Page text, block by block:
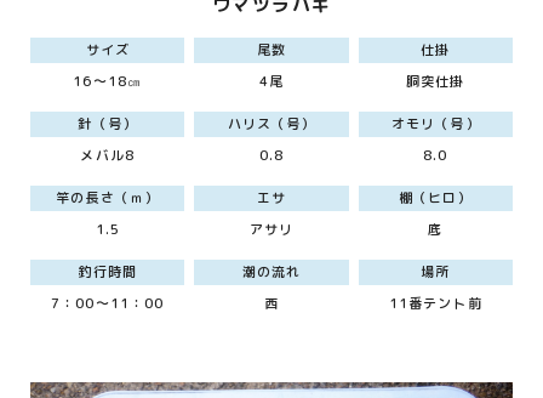
サイズ
16～18㎝
尾数
4尾
仕掛
胴突仕掛
針（号）
メバル8
ハリス（号）
0.8
オモリ（号）
8.0
竿の長さ（ｍ）
1.5
エサ
アサリ
棚（ヒロ）
底
釣行時間
7：00～11：00
潮の流れ
西
場所
11番テント前